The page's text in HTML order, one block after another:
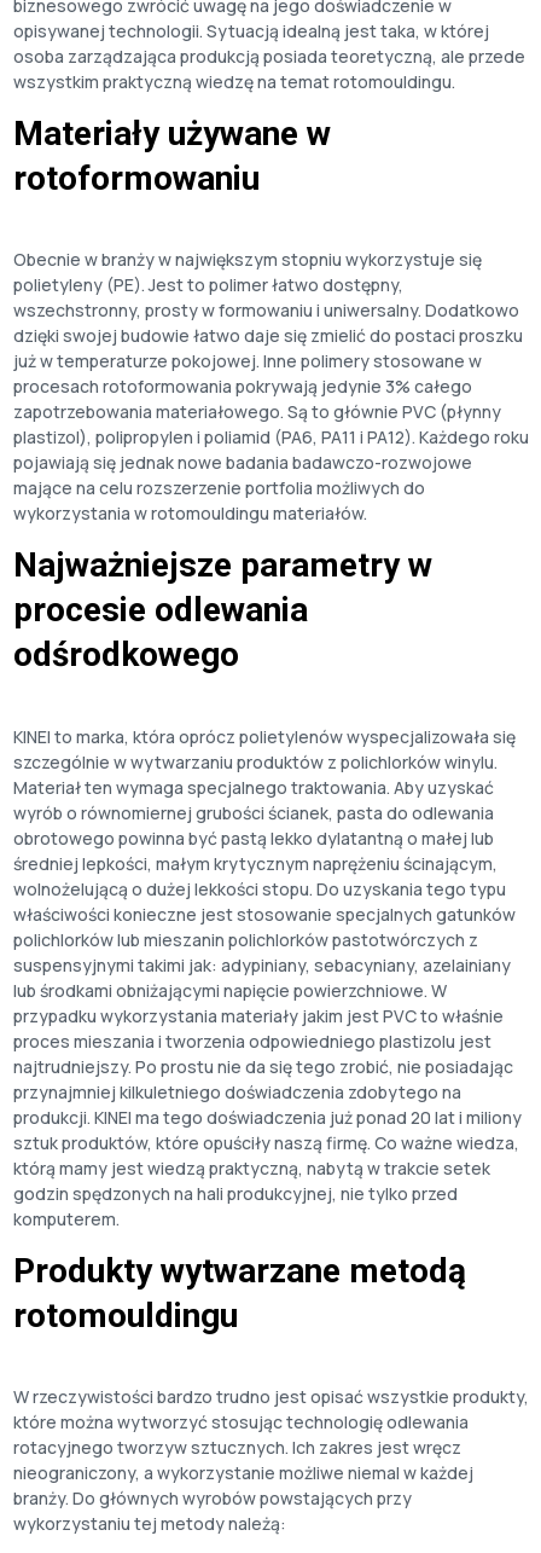
biznesowego zwrócić uwagę na jego doświadczenie w
opisywanej technologii. Sytuacją idealną jest taka, w której
osoba zarządzająca produkcją posiada teoretyczną, ale przede
wszystkim praktyczną wiedzę na temat rotomouldingu.
Materiały używane w
rotoformowaniu
Obecnie w branży w największym stopniu wykorzystuje się
polietyleny (PE). Jest to polimer łatwo dostępny,
wszechstronny, prosty w formowaniu i uniwersalny. Dodatkowo
dzięki swojej budowie łatwo daje się zmielić do postaci proszku
już w temperaturze pokojowej. Inne polimery stosowane w
procesach rotoformowania pokrywają jedynie 3% całego
zapotrzebowania materiałowego. Są to głównie PVC (płynny
plastizol), polipropylen i poliamid (PA6, PA11 i PA12). Każdego roku
pojawiają się jednak nowe badania badawczo-rozwojowe
mające na celu rozszerzenie portfolia możliwych do
wykorzystania w rotomouldingu materiałów.
Najważniejsze parametry w
procesie odlewania
odśrodkowego
KINEI to marka, która oprócz polietylenów wyspecjalizowała się
szczególnie w wytwarzaniu produktów z polichlorków winylu.
Materiał ten wymaga specjalnego traktowania. Aby uzyskać
wyrób o równomiernej grubości ścianek, pasta do odlewania
obrotowego powinna być pastą lekko dylatantną o małej lub
średniej lepkości, małym krytycznym naprężeniu ścinającym,
wolnożelującą o dużej lekkości stopu. Do uzyskania tego typu
właściwości konieczne jest stosowanie specjalnych gatunków
polichlorków lub mieszanin polichlorków pastotwórczych z
suspensyjnymi takimi jak: adypiniany, sebacyniany, azelainiany
lub środkami obniżającymi napięcie powierzchniowe. W
przypadku wykorzystania materiały jakim jest PVC to właśnie
proces mieszania i tworzenia odpowiedniego plastizolu jest
najtrudniejszy. Po prostu nie da się tego zrobić, nie posiadając
przynajmniej kilkuletniego doświadczenia zdobytego na
produkcji. KINEI ma tego doświadczenia już ponad 20 lat i miliony
sztuk produktów, które opuściły naszą firmę. Co ważne wiedza,
którą mamy jest wiedzą praktyczną, nabytą w trakcie setek
godzin spędzonych na hali produkcyjnej, nie tylko przed
komputerem.
Produkty wytwarzane metodą
rotomouldingu
W rzeczywistości bardzo trudno jest opisać wszystkie produkty,
które można wytworzyć stosując technologię odlewania
rotacyjnego tworzyw sztucznych. Ich zakres jest wręcz
nieograniczony, a wykorzystanie możliwe niemal w każdej
branży. Do głównych wyrobów powstających przy
wykorzystaniu tej metody należą: